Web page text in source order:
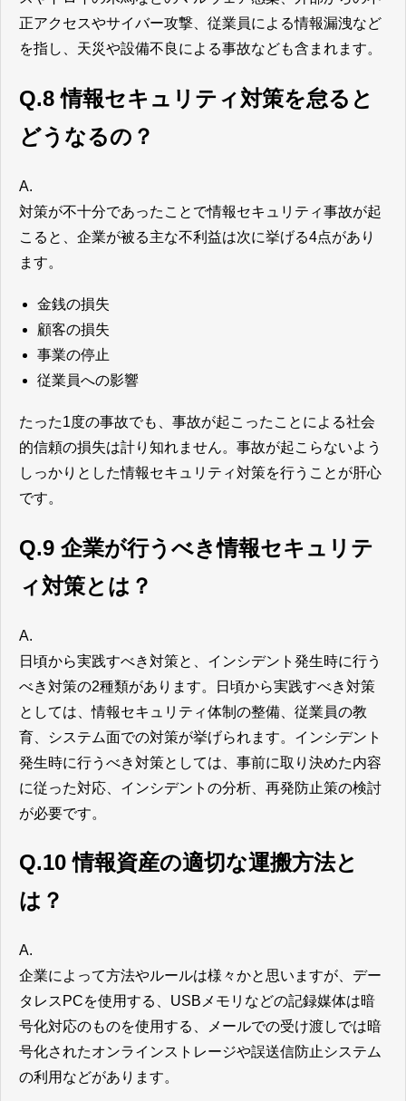
正アクセスやサイバー攻撃、従業員による情報漏洩など
を指し、天災や設備不良による事故なども含まれます。
Q.8 情報セキュリティ対策を怠ると
どうなるの？
A.
対策が不十分であったことで情報セキュリティ事故が起
こると、企業が被る主な不利益は次に挙げる4点があり
ます。
金銭の損失
顧客の損失
事業の停止
従業員への影響
たった1度の事故でも、事故が起こったことによる社会
的信頼の損失は計り知れません。事故が起こらないよう
しっかりとした情報セキュリティ対策を行うことが肝心
です。
Q.9 企業が行うべき情報セキュリテ
ィ対策とは？
A.
日頃から実践すべき対策と、インシデント発生時に行う
べき対策の2種類があります。日頃から実践すべき対策
としては、情報セキュリティ体制の整備、従業員の教
育、システム面での対策が挙げられます。インシデント
発生時に行うべき対策としては、事前に取り決めた内容
に従った対応、インシデントの分析、再発防止策の検討
が必要です。
Q.10 情報資産の適切な運搬方法と
は？
A.
企業によって方法やルールは様々かと思いますが、デー
タレスPCを使用する、USBメモリなどの記録媒体は暗
号化対応のものを使用する、メールでの受け渡しでは暗
号化されたオンラインストレージや誤送信防止システム
の利用などがあります。